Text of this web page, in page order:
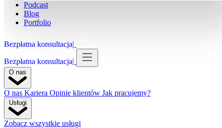
Podcast
Blog
Portfolio
Bezpłatna konsultacja
Bezpłatna konsultacja
O nas Kariera Opinie klientów Jak pracujemy?
Zobacz wszystkie usługi